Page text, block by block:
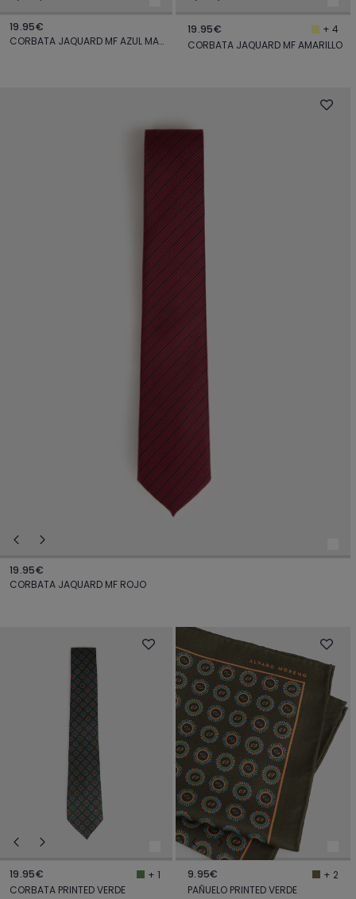
19.95€
CORBATA JAQUARD MF AZUL MARINO
19.95€
+ 4
CORBATA JAQUARD MF AMARILLO
19.95€
CORBATA JAQUARD MF ROJO
19.95€
+ 1
CORBATA PRINTED VERDE
9.95€
+ 2
PAÑUELO PRINTED VERDE